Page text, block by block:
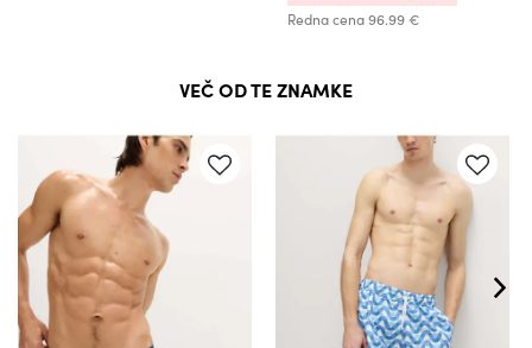
Redna cena96.99 €
VEČ OD TE ZNAMKE